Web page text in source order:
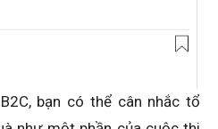
bạn có thể cân nhắc tổ